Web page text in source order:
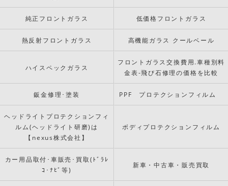
純正フロントガラス 低価格フロントガラス
熱反射フロントガラス 高機能ガラス クールベール
ハイスペックガラス
フロントガラス交換費用.車種別料
金表-飛び石修理の価格を比較
鈑金修理･塗装 PPF プロテクションフィルム
ヘッドライトプロテクションフィ
ルム(ヘッドライト研磨)は
【nexus株式会社】
ボディプロテクションフィルム
カー用品取付･車販売･買取(ﾄﾞﾗﾚ
ｺ･ﾅﾋﾞ等)
新車・中古車・販売買取